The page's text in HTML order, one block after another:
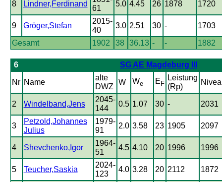
8 Lindner,Ferdinand
61
5.0 4.45 26 1878 1720
9 Gröger,Stefan
2015-
40
3.0 2.51 30 - 1703
Gesamt 1902 38 36.13 - - 1882
6 SG AE Magdeburg III
Nr Name
alte
DWZ
W We E F
Leistung
(Rp)
2 Windelband,Jens
2045-
144
0.5 1.07 30 - 2031
3
Petzold,Johannes
Julius
1979-
91
2.0 3.58 23 1905 2097
4 Shevchenko,Igor
1964-
51
4.5 4.10 20 1996 1996
5 Teucher,Saskia
2024-
123
4.0 3.28 20 2112 1872